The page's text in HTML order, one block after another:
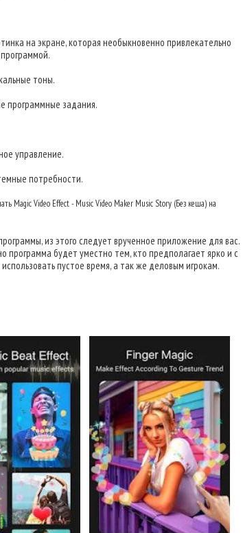
на экране, которая необыкновенно привлекательно
тоны.
программные задания.
управление.
потребности.
Magic Video Effect - Music Video Maker Music Story (Без кеша) на
из этого следует врученное приложение для вас.
программа будет уместно тем, кто предполагает ярко и с
пустое время, а так же деловым игрокам.